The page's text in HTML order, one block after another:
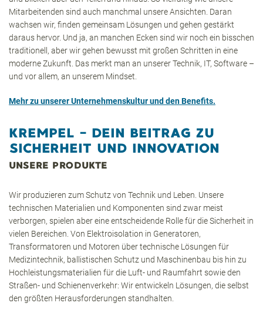
Mitarbeitenden sind auch manchmal unsere Ansichten. Daran
wachsen wir, finden gemeinsam Lösungen und gehen gestärkt
daraus hervor. Und ja, an manchen Ecken sind wir noch ein bisschen
traditionell, aber wir gehen bewusst mit großen Schritten in eine
moderne Zukunft. Das merkt man an unserer Technik, IT, Software –
und vor allem, an unserem Mindset.
Mehr zu unserer Unternehmenskultur und den Benefits.
KREMPEL – DEIN BEITRAG ZU
SICHERHEIT UND INNOVATION
UNSERE PRODUKTE
Wir produzieren zum Schutz von Technik und Leben. Unsere
technischen Materialien und Komponenten sind zwar meist
verborgen, spielen aber eine entscheidende Rolle für die Sicherheit in
vielen Bereichen. Von Elektroisolation in Generatoren,
Transformatoren und Motoren über technische Lösungen für
Medizintechnik, ballistischen Schutz und Maschinenbau bis hin zu
Hochleistungsmaterialien für die Luft- und Raumfahrt sowie den
Straßen- und Schienenverkehr: Wir entwickeln Lösungen, die selbst
den größten Herausforderungen standhalten.